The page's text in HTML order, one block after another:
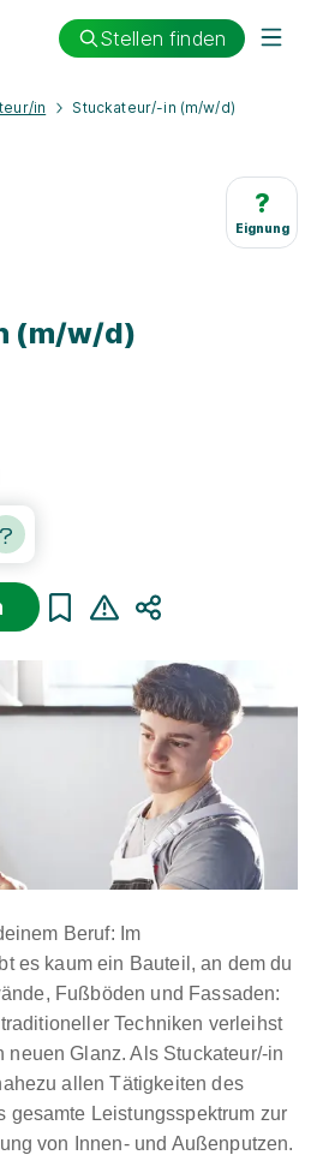
Stellen finden
in Stuckateur/-in (m/w/d)
?
Eignung
(m/w/d)
Beruf: Im
es kaum ein Bauteil, an dem du
Fußböden und Fassaden:
Techniken verleihst
neuen Glanz. Als Stuckateur/-in
allen Tätigkeiten des
gesamte Leistungsspektrum zur
von Innen- und Außenputzen.